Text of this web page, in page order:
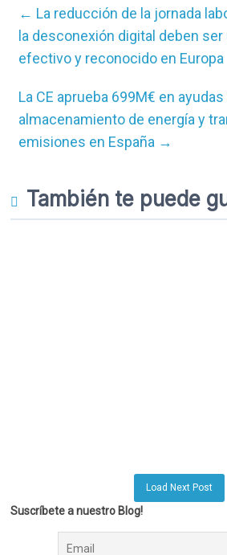
← La reducción de la jornada
la desconexión digital deben
efectivo y reconocido en Europa
La CE aprueba 699M€ en
almacenamiento de energía y
emisiones en España →
También te puede
Load Next Post
Suscríbete a nuestro Blog!